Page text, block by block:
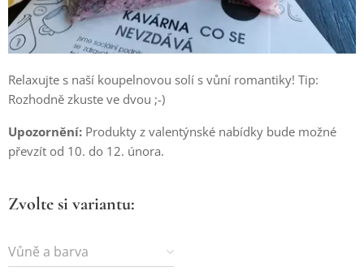
Relaxujte s naší koupelnovou solí s vůní romantiky! Tip:
Rozhodně zkuste ve dvou ;-)
Upozornění: Produkty z valentýnské nabídky bude možné
převzít od 10. do 12. února.
Zvolte si variantu:
Vůně a barva